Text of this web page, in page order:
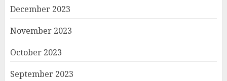
December 2023
November 2023
October 2023
September 2023